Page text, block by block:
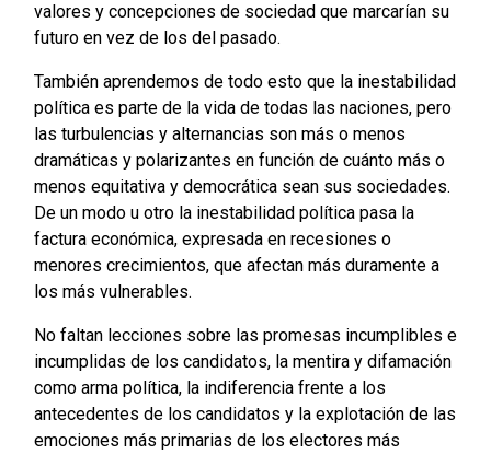
valores y concepciones de sociedad que marcarían su
futuro en vez de los del pasado.
También aprendemos de todo esto que la inestabilidad
política es parte de la vida de todas las naciones, pero
las turbulencias y alternancias son más o menos
dramáticas y polarizantes en función de cuánto más o
menos equitativa y democrática sean sus sociedades.
De un modo u otro la inestabilidad política pasa la
factura económica, expresada en recesiones o
menores crecimientos, que afectan más duramente a
los más vulnerables.
No faltan lecciones sobre las promesas incumplibles e
incumplidas de los candidatos, la mentira y difamación
como arma política, la indiferencia frente a los
antecedentes de los candidatos y la explotación de las
emociones más primarias de los electores más